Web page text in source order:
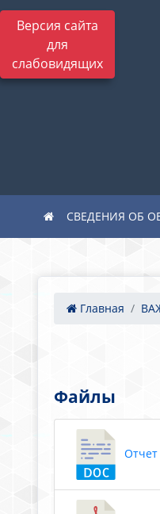
Версия сайта
для
слабовидящих
СВЕДЕНИЯ ОБ
Главная
Файлы